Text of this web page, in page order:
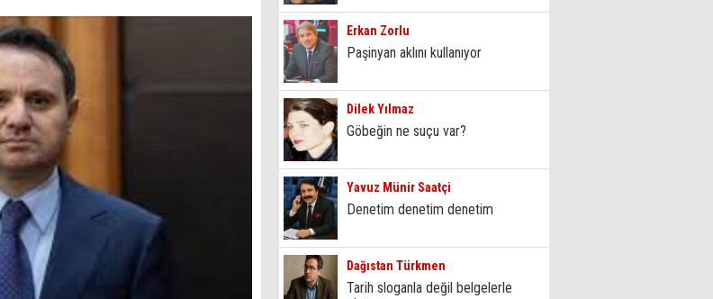
Erkan Zorlu
Paşinyan aklını kullanıyor
Dilek Yılmaz
Göbeğin ne suçu var?
Yavuz Münir Saatçi
Denetim denetim denetim
Dağıstan Türkmen
Tarih sloganla değil belgelerle